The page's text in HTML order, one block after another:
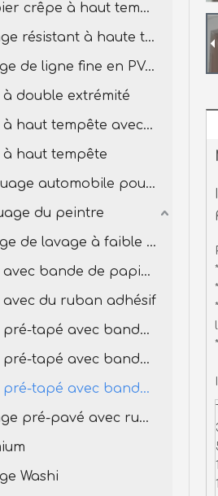
Masquage en papier crêpe à haut tempête
Papier de masquage résistant à haute température
Ruban de masquage de ligne fine en PVC à température élevée
à double extrémité
Film de masquage à haut tempête avec bande PVC
à haut tempête
Solutions de masquage automobile pour la carrosserie
du peintre
Ruban de masquage de lavage à faible teneur
Film de masquage avec bande de papier en crêpe
avec du ruban adhésif
Film de masquage pré-tapé avec bande basse
Film de masquage pré-tapé avec bande de lavage premium
Film de masquage pré-tapé avec bande Washi
Papier de masquage pré-pavé avec ruban de lavage
Washi